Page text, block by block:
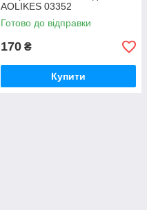
AOLIKES 03352
Готово до відправки
170 ₴
Купити